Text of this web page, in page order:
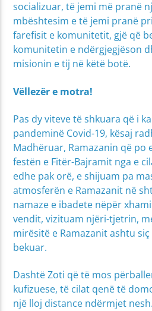
socializuar, të jemi më pranë
mbështesim e të jemi pranë
farefisit e komunitetit, gjë që
komunitetin e ndërgjegjëson
misionin e tij në këtë botë.
Vëllezër e motra!
Pas dy viteve të shkuara që i
pandeminë Covid-19, kësaj
Madhëruar, Ramazanin që po
festën e Fitër-Bajramit nga e
edhe pak orë, e shijuam pa
atmosferën e Ramazanit në
namaze e ibadete nëpër
vendit, vizituam njëri-tjetrin,
mirësitë e Ramazanit ashtu
bekuar.
Dashtë Zoti që të mos
kufizuese, të cilat qenë të
një lloj distance ndërmjet nesh.